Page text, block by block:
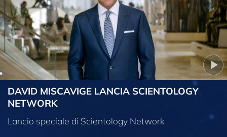
DAVID MISCAVIGE LANCIA SCIENTOLOGY
NETWORK
Lancio speciale di Scientology Network